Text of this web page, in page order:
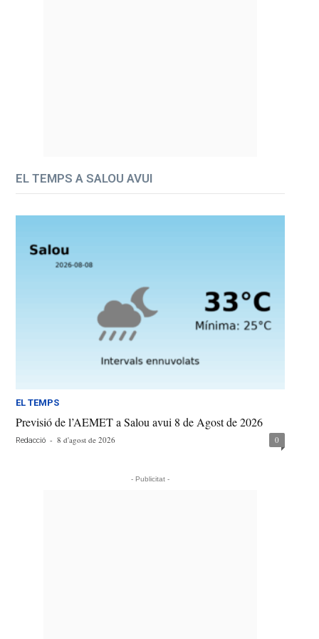
EL TEMPS A SALOU AVUI
EL TEMPS
Previsió de l’AEMET a Salou avui 8 de Agost de 2026
Redacció - 8 d'agost de 2026 0
- Publicitat -